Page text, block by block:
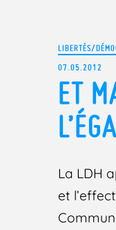
LIBERTÉS/
07.05.2012
ET
La LDH
et